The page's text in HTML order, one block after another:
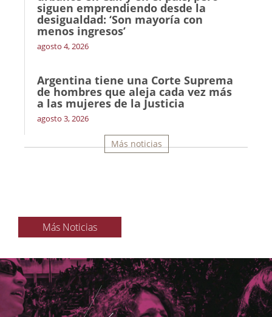
siguen emprendiendo desde la
desigualdad: ‘Son mayoría con
menos ingresos’
agosto 4, 2026
Argentina tiene una Corte Suprema
de hombres que aleja cada vez más
a las mujeres de la Justicia
agosto 3, 2026
Más noticias
Más Noticias